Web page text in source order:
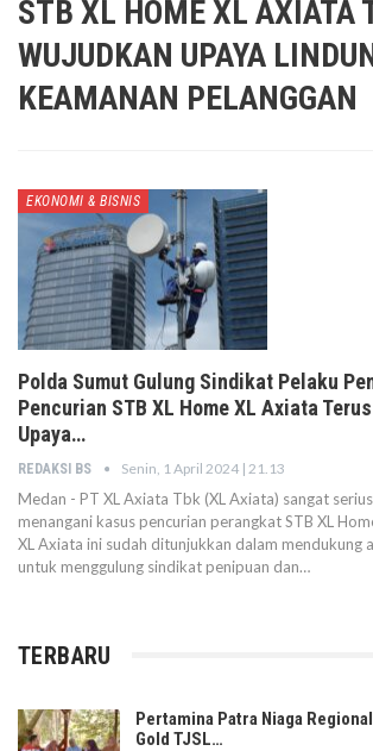
STB XL HOME XL AXIATA
WUJUDKAN UPAYA
KEAMANAN PELANGGAN
EKONOMI & BISNIS
Polda Sumut Gulung Sindikat Pelaku
Pencurian STB XL Home XL Axiata
Upaya…
REDAKSI BS Senin, 1 April 2024 | 21.13
Medan - PT XL Axiata Tbk (XL Axiata) sangat
menangani kasus pencurian perangkat STB XL
XL Axiata ini sudah ditunjukkan dalam mendukung
untuk menggulung sindikat penipuan dan…
TERBARU
Pertamina Patra Niaga
Gold TJSL…